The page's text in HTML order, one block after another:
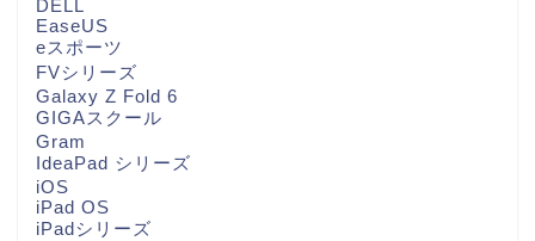
DELL
EaseUS
eスポーツ
FVシリーズ
Galaxy Z Fold 6
GIGAスクール
Gram
IdeaPad シリーズ
iOS
iPad OS
iPadシリーズ